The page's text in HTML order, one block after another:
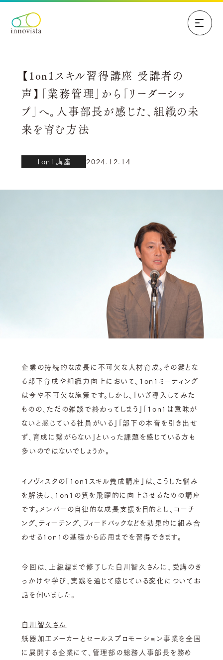
【1on1スキル習得講座 受講者の
声】「業務管理」から「リーダーシッ
プ」へ。人事部長が感じた、組織の未
来を育む方法
1on1講座 2024.12.14
企業の持続的な成長に不可欠な人材育成。その鍵とな
る部下育成や組織力向上において、1on1ミーティング
は今や不可欠な施策です。しかし、「いざ導入してみた
ものの、ただの雑談で終わってしまう」「1on1は意味が
ないと感じている社員がいる」「部下の本音を引き出せ
ず、育成に繋がらない」といった課題を感じている方も
多いのではないでしょうか。
イノヴィスタの「1on1スキル養成講座」は、こうした悩み
を解決し、1on1の質を飛躍的に向上させるための講座
です。メンバーの自律的な成長支援を目的とし、コーチ
ング、ティーチング、フィードバックなどを効果的に組み合
わせる1on1の基礎から応用までを習得できます。
今回は、上級編まで修了した白川智久さんに、受講のき
っかけや学び、実践を通じて感じている変化についてお
話を伺いました。
白川智久さん
紙器加工メーカーとセールスプロモーション事業を全国
に展開する企業にて、管理部の総務人事部長を務め